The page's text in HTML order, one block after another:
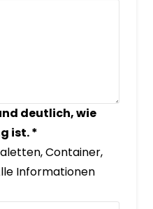
deutlich, wie
ist.*
Container,
Informationen